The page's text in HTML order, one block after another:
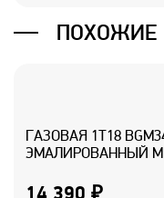
ПОХОЖИЕ
ГАЗОВАЯ 1T18
ЭМАЛИРОВАННЫЙ